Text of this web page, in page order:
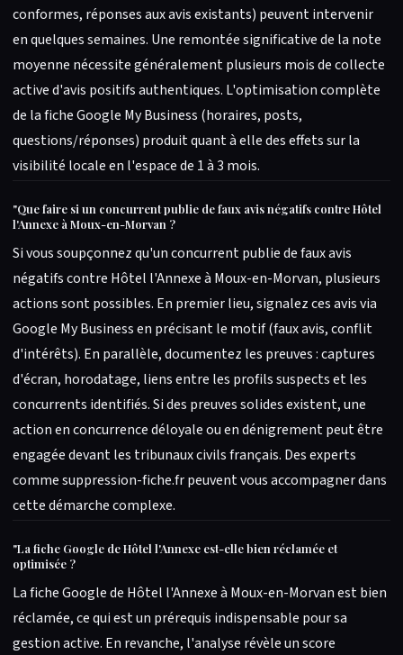
conformes, réponses aux avis existants) peuvent intervenir
en quelques semaines. Une remontée significative de la note
moyenne nécessite généralement plusieurs mois de collecte
active d'avis positifs authentiques. L'optimisation complète
de la fiche Google My Business (horaires, posts,
questions/réponses) produit quant à elle des effets sur la
visibilité locale en l'espace de 1 à 3 mois.
"Que faire si un concurrent publie de faux avis négatifs contre Hôtel
l'Annexe à Moux-en-Morvan ?
Si vous soupçonnez qu'un concurrent publie de faux avis
négatifs contre Hôtel l'Annexe à Moux-en-Morvan, plusieurs
actions sont possibles. En premier lieu, signalez ces avis via
Google My Business en précisant le motif (faux avis, conflit
d'intérêts). En parallèle, documentez les preuves : captures
d'écran, horodatage, liens entre les profils suspects et les
concurrents identifiés. Si des preuves solides existent, une
action en concurrence déloyale ou en dénigrement peut être
engagée devant les tribunaux civils français. Des experts
comme suppression-fiche.fr peuvent vous accompagner dans
cette démarche complexe.
"La fiche Google de Hôtel l'Annexe est-elle bien réclamée et
optimisée ?
La fiche Google de Hôtel l'Annexe à Moux-en-Morvan est bien
réclamée, ce qui est un prérequis indispensable pour sa
gestion active. En revanche, l'analyse révèle un score